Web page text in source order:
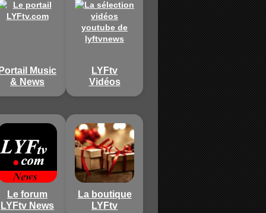
Portail Music
& News
LYFtv
Vidéos
Le forum
LYFtv News
La boutique
LYFtv